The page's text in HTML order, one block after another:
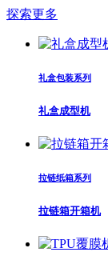
探索更多
礼盒包装系列
礼盒成型机
拉链纸箱系列
拉链箱开箱机